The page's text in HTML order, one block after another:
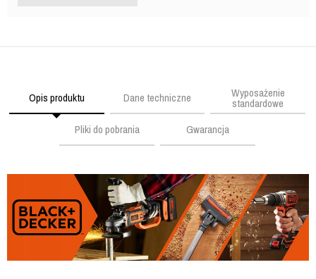
Opis produktu Dane techniczne Wyposażenie
standardowe
Pliki do pobrania
Gwarancja